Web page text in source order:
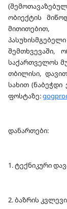
ობიექტის
მითითებით,
შემთხვევაში,
საქართველოს
თბილისი,
სახით
ფოსტაზე:
დანართები:
1. ტექნიკური
2. ბაზრის